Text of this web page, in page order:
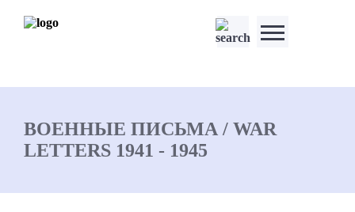
ВОЕННЫЕ ПИСЬМА / WAR
LETTERS 1941 - 1945